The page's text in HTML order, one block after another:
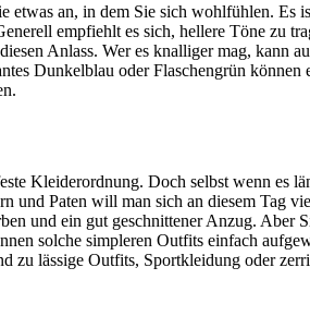
etwas an, in dem Sie sich wohlfühlen. Es
empfiehlt es sich, hellere Töne zu
Anlass. Wer es knalliger mag, kann
Dunkelblau oder Flaschengrün
Kleiderordnung. Doch selbst wenn es
und Paten will man sich an diesem Tag
und ein gut geschnittener Anzug. Aber
solche simpleren Outfits einfach
zu lässige Outfits, Sportkleidung oder